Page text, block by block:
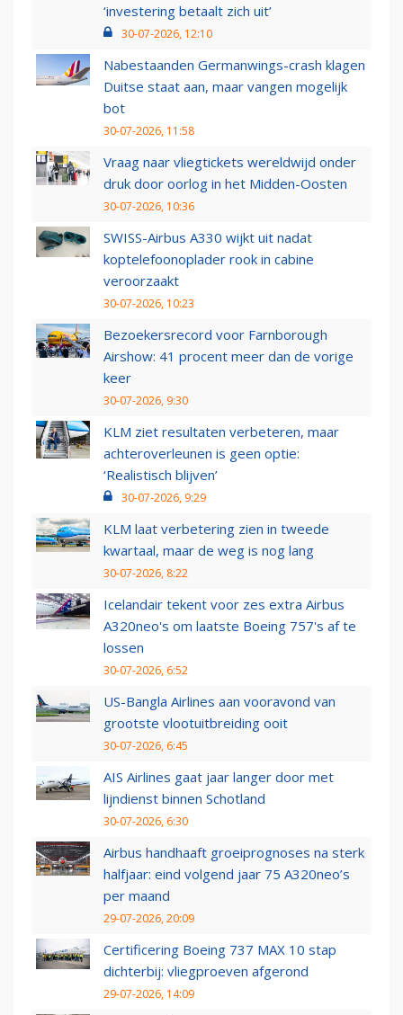
‘investering betaalt zich uit’
30-07-2026, 12:10
Nabestaanden Germanwings-crash klagen
Duitse staat aan, maar vangen mogelijk
bot
30-07-2026, 11:58
Vraag naar vliegtickets wereldwijd onder
druk door oorlog in het Midden-Oosten
30-07-2026, 10:36
SWISS-Airbus A330 wijkt uit nadat
koptelefoonoplader rook in cabine
veroorzaakt
30-07-2026, 10:23
Bezoekersrecord voor Farnborough
Airshow: 41 procent meer dan de vorige
keer
30-07-2026, 9:30
KLM ziet resultaten verbeteren, maar
achteroverleunen is geen optie:
‘Realistisch blijven’
30-07-2026, 9:29
KLM laat verbetering zien in tweede
kwartaal, maar de weg is nog lang
30-07-2026, 8:22
Icelandair tekent voor zes extra Airbus
A320neo's om laatste Boeing 757's af te
lossen
30-07-2026, 6:52
US-Bangla Airlines aan vooravond van
grootste vlootuitbreiding ooit
30-07-2026, 6:45
AIS Airlines gaat jaar langer door met
lijndienst binnen Schotland
30-07-2026, 6:30
Airbus handhaaft groeiprognoses na sterk
halfjaar: eind volgend jaar 75 A320neo’s
per maand
29-07-2026, 20:09
Certificering Boeing 737 MAX 10 stap
dichterbij: vliegproeven afgerond
29-07-2026, 14:09